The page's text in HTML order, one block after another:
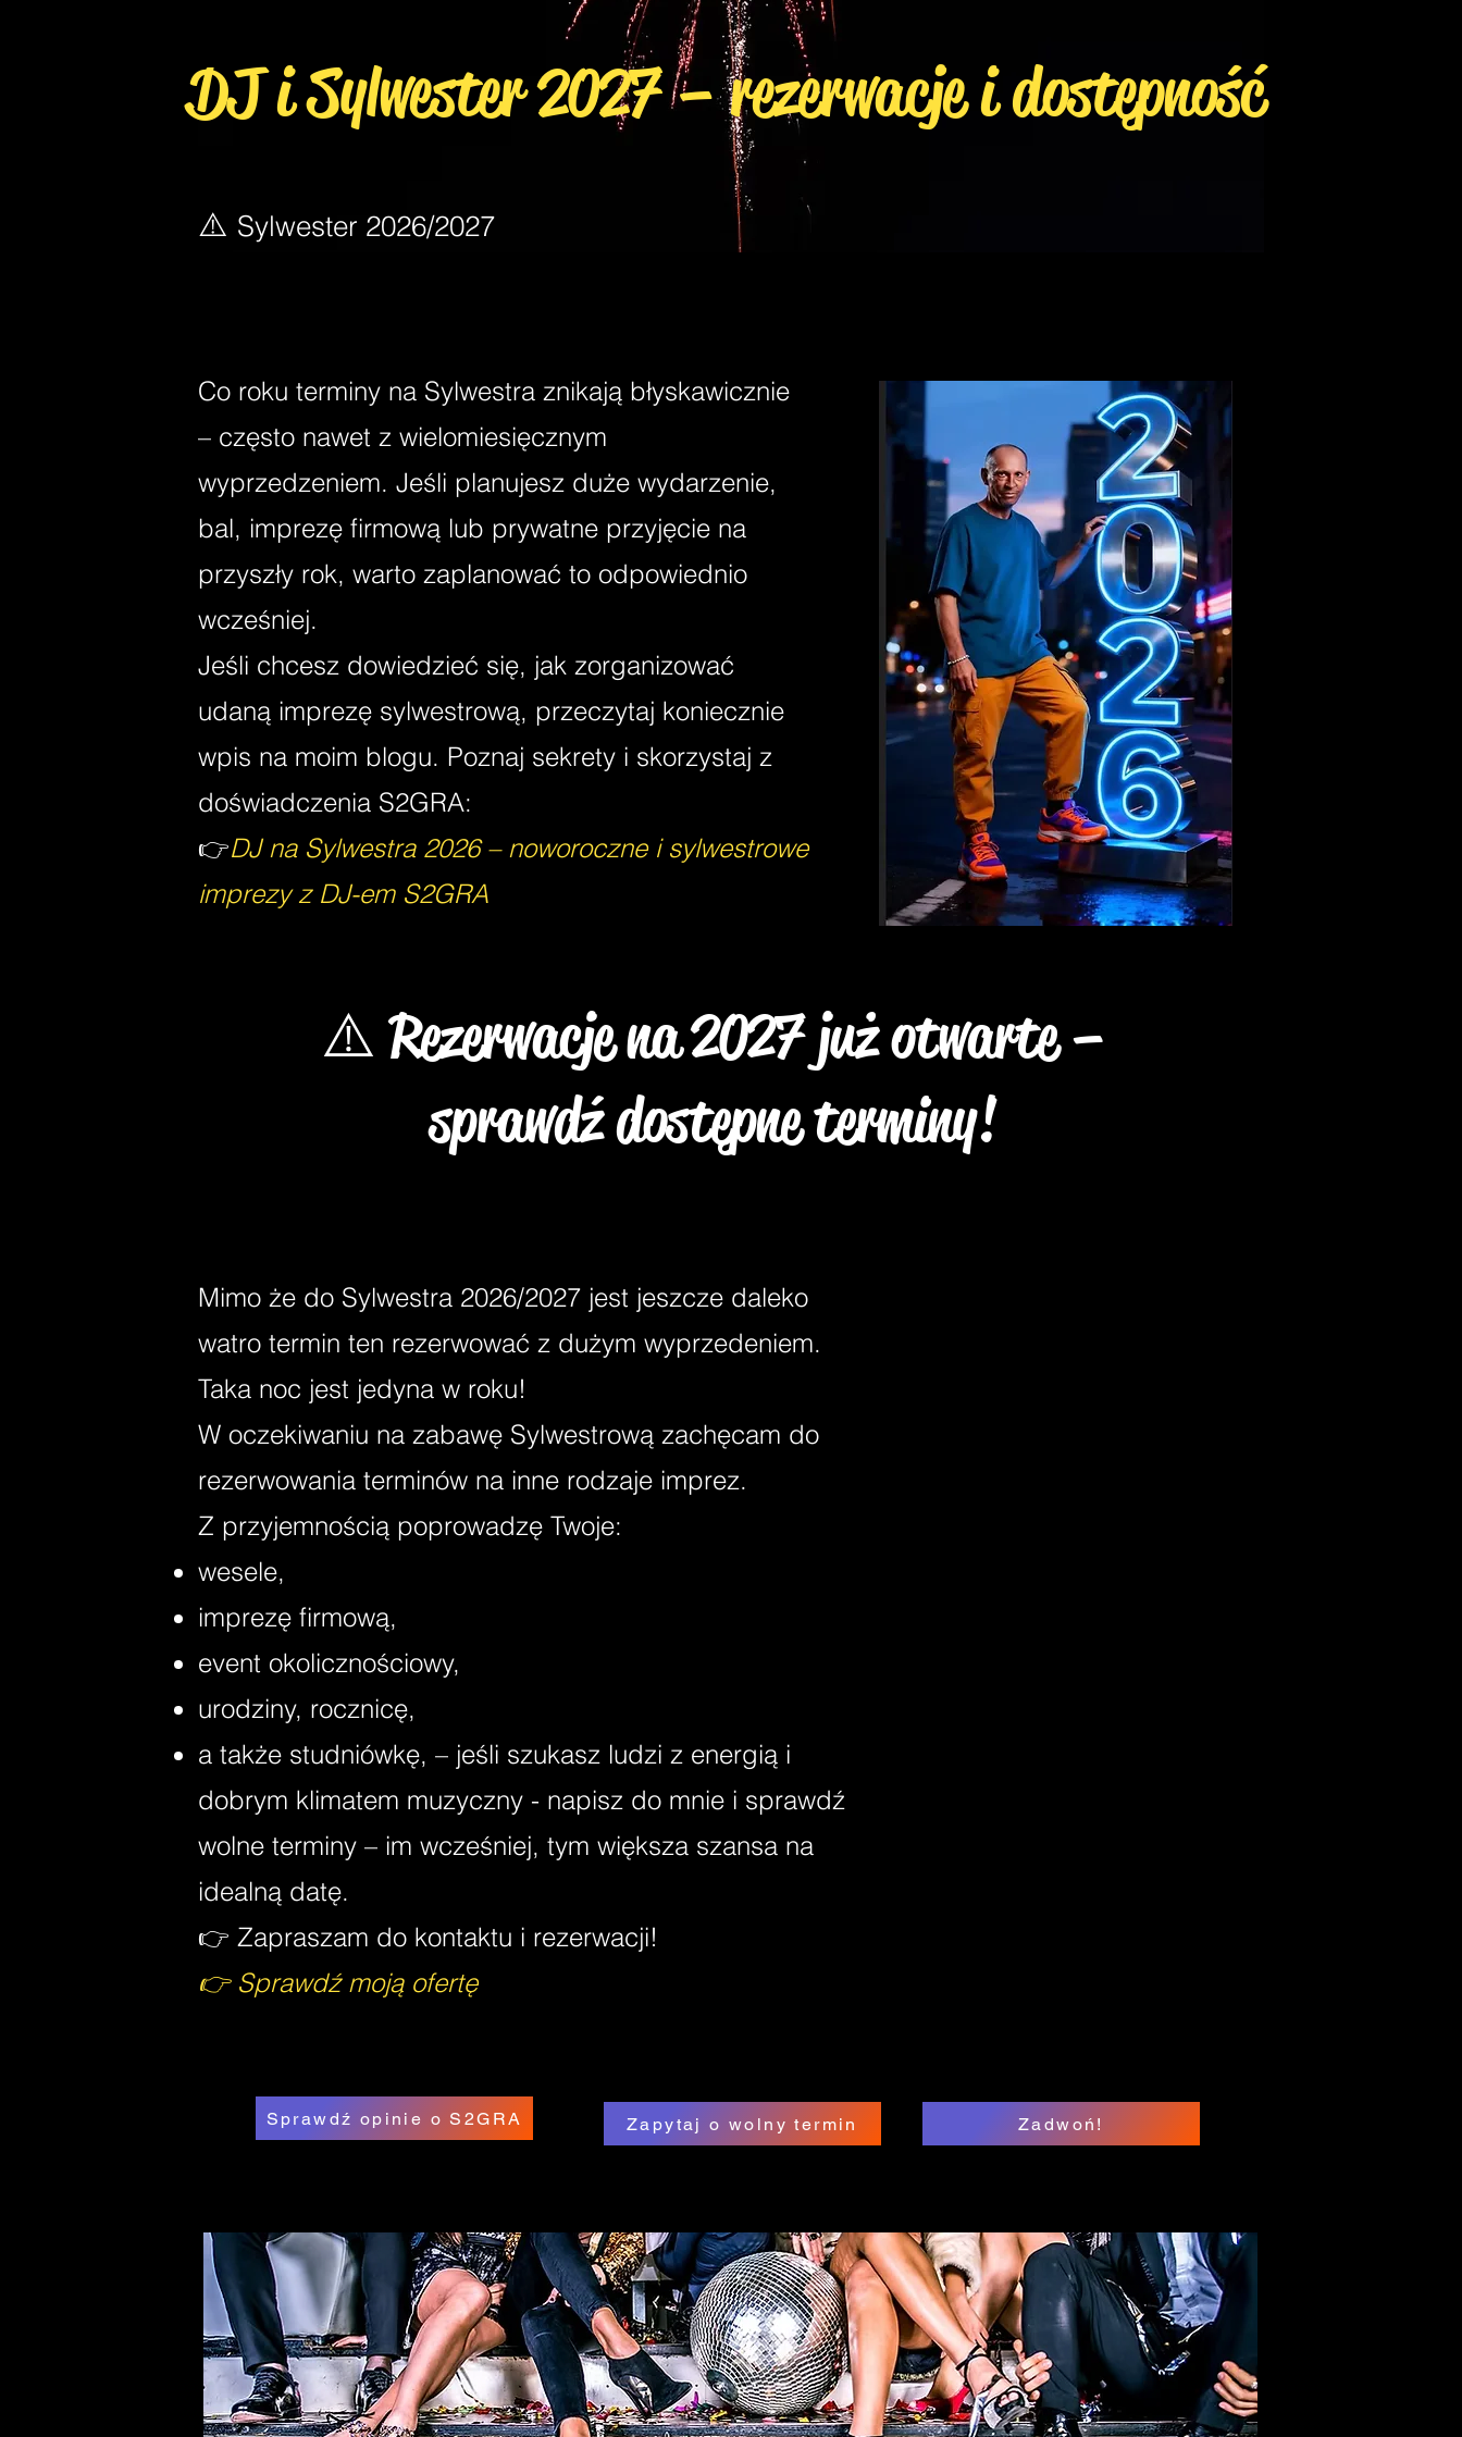
DJ i Sylwester 2027 – rezerwacje i dostępność
⚠️ Sylwester 2026/2027
Co roku terminy na Sylwestra znikają błyskawicznie
– często nawet z wielomiesięcznym
wyprzedzeniem. Jeśli planujesz duże wydarzenie,
bal, imprezę firmową lub prywatne przyjęcie na
przyszły rok, warto zaplanować to odpowiednio
wcześniej.
Jeśli chcesz dowiedzieć się, jak zorganizować
udaną imprezę sylwestrową, przeczytaj koniecznie
wpis na moim blogu. Poznaj sekrety i skorzystaj z
doświadczenia S2GRA:
👉DJ na Sylwestra 2026 – noworoczne i sylwestrowe
imprezy z DJ-em S2GRA
⚠️ Rezerwacje na 2027 już otwarte –
sprawdź dostępne terminy!
Mimo że do Sylwestra 2026/2027 jest jeszcze daleko
watro termin ten rezerwować z dużym wyprzedeniem.
Taka noc jest jedyna w roku!
W oczekiwaniu na zabawę Sylwestrową zachęcam do
rezerwowania terminów na inne rodzaje imprez.
Z przyjemnością poprowadzę Twoje:
wesele,
imprezę firmową,
event okolicznościowy,
urodziny, rocznicę,
a także studniówkę, – jeśli szukasz ludzi z energią i
dobrym klimatem muzyczny - napisz do mnie i sprawdź
wolne terminy – im wcześniej, tym większa szansa na
idealną datę.
👉 Zapraszam do kontaktu i rezerwacji!
👉 Sprawdź moją ofertę
Sprawdź opinie o S2GRA Zapytaj o wolny termin Zadwoń!